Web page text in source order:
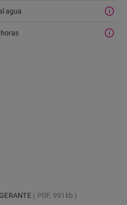
agua
PDF, 991kb